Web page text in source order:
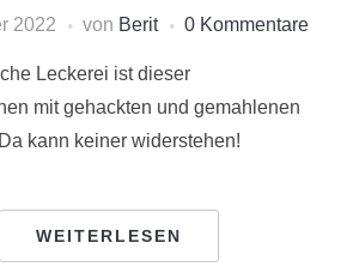
2022 von Berit 0 Kommentare
Leckerei ist dieser
mit gehackten und gemahlenen
kann keiner widerstehen!
WEITERLESEN